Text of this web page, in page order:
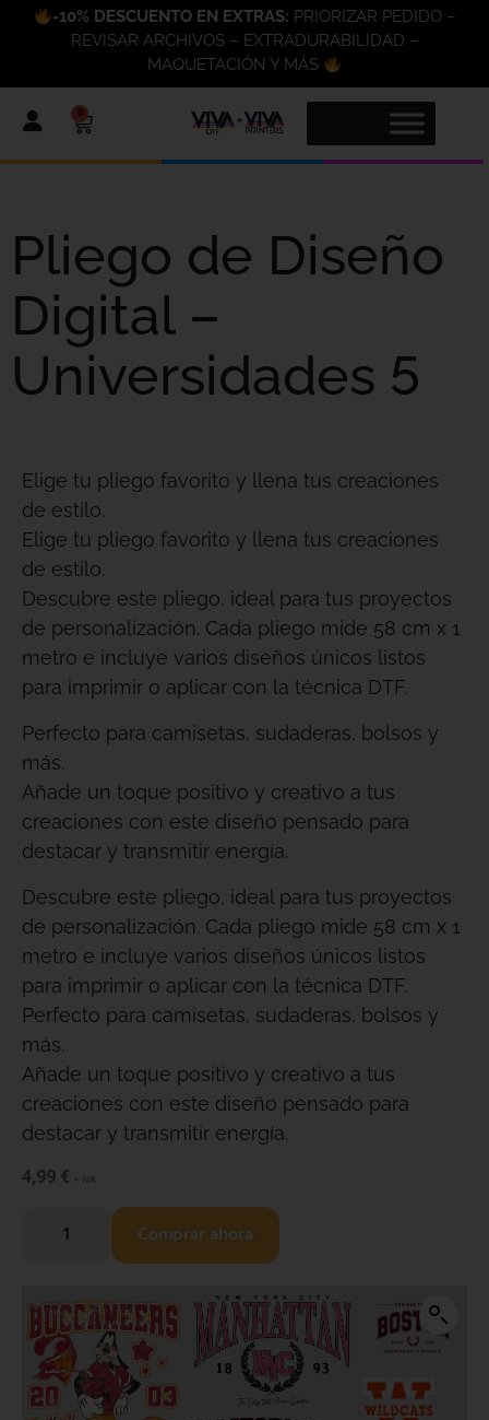
-10% DESCUENTO EN EXTRAS: PRIORIZAR PEDIDO –
REVISAR ARCHIVOS – EXTRADURABILIDAD –
MAQUETACIÓN Y MÁS
0
Pliego de Diseño
Digital –
Universidades 5
Elige tu pliego favorito y llena tus creaciones
de estilo.
Elige tu pliego favorito y llena tus creaciones
de estilo.
Descubre este pliego, ideal para tus proyectos
de personalización. Cada pliego mide 58 cm x 1
metro e incluye varios diseños únicos listos
para imprimir o aplicar con la técnica DTF.
Perfecto para camisetas, sudaderas, bolsos y
más.
Añade un toque positivo y creativo a tus
creaciones con este diseño pensado para
destacar y transmitir energía.
Descubre este pliego, ideal para tus proyectos
de personalización. Cada pliego mide 58 cm x 1
metro e incluye varios diseños únicos listos
para imprimir o aplicar con la técnica DTF.
Perfecto para camisetas, sudaderas, bolsos y
más.
Añade un toque positivo y creativo a tus
creaciones con este diseño pensado para
destacar y transmitir energía.
4,99 € + IVA
Comprar ahora